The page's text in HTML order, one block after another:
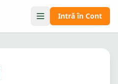
Intră în Cont